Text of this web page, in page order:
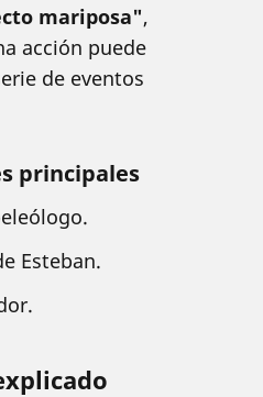
mariposa",
acción puede
de eventos
principales
Esteban.